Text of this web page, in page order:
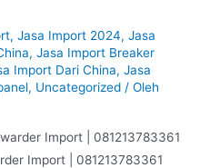
, Jasa Import 2024, Jasa
, Jasa Import Breaker
Import Dari China, Jasa
, Uncategorized/ Oleh
Import | 081213783361
Import | 081213783361